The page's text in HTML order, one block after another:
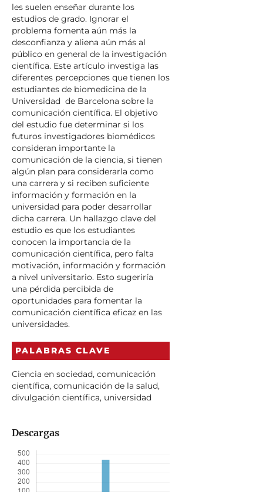
les suelen enseñar durante los
estudios de grado. Ignorar el
problema fomenta aún más la
desconfianza y aliena aún más al
público en general de la investigación
científica. Este artículo investiga las
diferentes percepciones que tienen los
estudiantes de biomedicina de la
Universidad de Barcelona sobre la
comunicación científica. El objetivo
del estudio fue determinar si los
futuros investigadores biomédicos
consideran importante la
comunicación de la ciencia, si tienen
algún plan para considerarla como
una carrera y si reciben suficiente
información y formación en la
universidad para poder desarrollar
dicha carrera. Un hallazgo clave del
estudio es que los estudiantes
conocen la importancia de la
comunicación científica, pero falta
motivación, información y formación
a nivel universitario. Esto sugeriría
una pérdida percibida de
oportunidades para fomentar la
comunicación científica eficaz en las
universidades.
PALABRAS CLAVE
Ciencia en sociedad, comunicación
científica, comunicación de la salud,
divulgación científica, universidad
Descargas